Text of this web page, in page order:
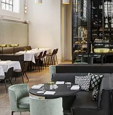
CONCORSI
VIDEO
TV